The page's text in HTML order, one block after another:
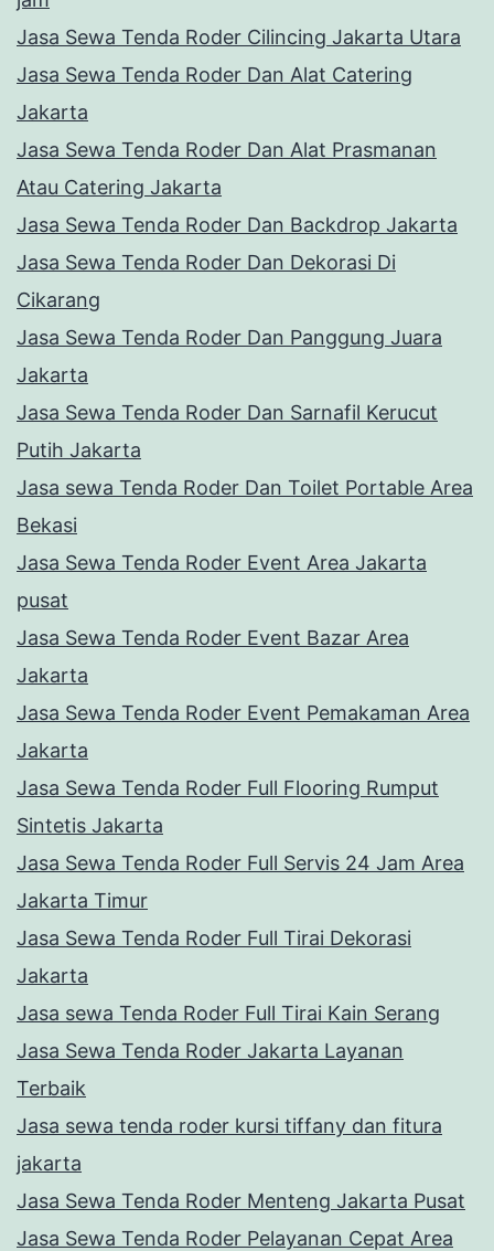
Jasa Sewa Tenda Roder Cilincing Jakarta Utara
Jasa Sewa Tenda Roder Dan Alat Catering
Jakarta
Jasa Sewa Tenda Roder Dan Alat Prasmanan
Atau Catering Jakarta
Jasa Sewa Tenda Roder Dan Backdrop Jakarta
Jasa Sewa Tenda Roder Dan Dekorasi Di
Cikarang
Jasa Sewa Tenda Roder Dan Panggung Juara
Jakarta
Jasa Sewa Tenda Roder Dan Sarnafil Kerucut
Putih Jakarta
Jasa sewa Tenda Roder Dan Toilet Portable Area
Bekasi
Jasa Sewa Tenda Roder Event Area Jakarta
pusat
Jasa Sewa Tenda Roder Event Bazar Area
Jakarta
Jasa Sewa Tenda Roder Event Pemakaman Area
Jakarta
Jasa Sewa Tenda Roder Full Flooring Rumput
Sintetis Jakarta
Jasa Sewa Tenda Roder Full Servis 24 Jam Area
Jakarta Timur
Jasa Sewa Tenda Roder Full Tirai Dekorasi
Jakarta
Jasa sewa Tenda Roder Full Tirai Kain Serang
Jasa Sewa Tenda Roder Jakarta Layanan
Terbaik
Jasa sewa tenda roder kursi tiffany dan fitura
jakarta
Jasa Sewa Tenda Roder Menteng Jakarta Pusat
Jasa Sewa Tenda Roder Pelayanan Cepat Area